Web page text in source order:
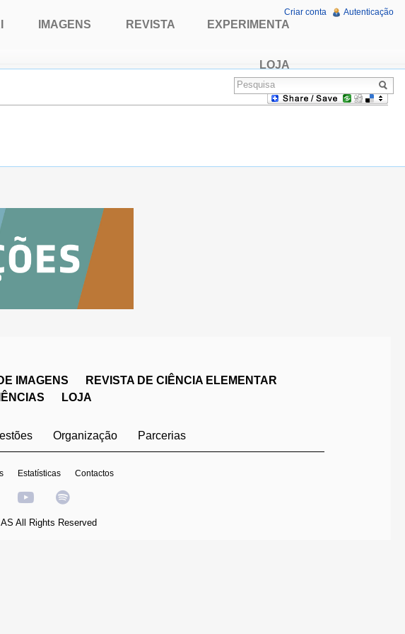
IMAGENS REVISTA EXPERIMENTA
LOJA
Criar conta Autenticação
IMAGENS
REVISTA DE CIÊNCIA ELEMENTAR
LOJA
Organização Parcerias
Estatísticas Contactos
All Rights Reserved